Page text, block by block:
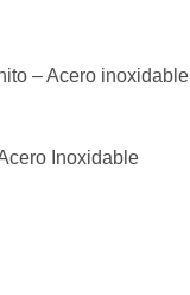
– Acero inoxidable
Inoxidable